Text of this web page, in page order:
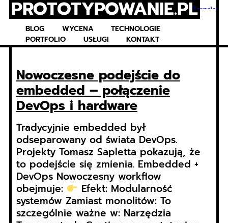
Skip
content
PROTOTYPOWANIE.PL
BLOG WYCENA
TECHNOLOGIE
PORTFOLIO
USŁUGI KONTAKT
Nowoczesne podejście do
embedded – połączenie
DevOps i hardware
Tradycyjnie embedded był
odseparowany od świata DevOps.
Projekty Tomasz Sapletta pokazują, że
to podejście się zmienia. Embedded +
DevOps Nowoczesny workflow
obejmuje:
Efekt: Modularność
systemów Zamiast monolitów: To
szczególnie ważne w: Narzędzia